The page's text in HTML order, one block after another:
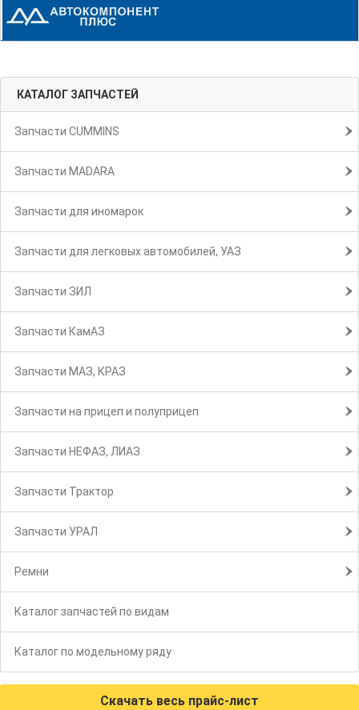
КАТАЛОГ ЗАПЧАСТЕЙ
Запчасти CUMMINS
Запчасти MADARA
Запчасти для иномарок
Запчасти для легковых автомобилей, УАЗ
Запчасти ЗИЛ
Запчасти КамАЗ
Запчасти МАЗ, КРАЗ
Запчасти на прицеп и полуприцеп
Запчасти НЕФАЗ, ЛИАЗ
Запчасти Трактор
Запчасти УРАЛ
Ремни
Каталог запчастей по видам
Каталог по модельному ряду
Скачать весь прайс-лист